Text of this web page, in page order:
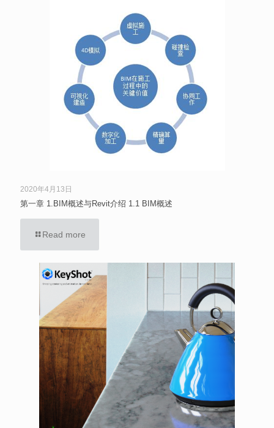
2020年4月13日
第一章 1.BIM概述与Revit介绍 1.1 BIM概述
Read more